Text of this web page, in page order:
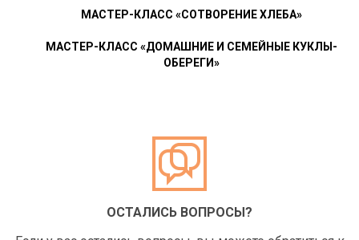
МАСТЕР-КЛАСС «СОТВОРЕНИЕ ХЛЕБА»
МАСТЕР-КЛАСС «ДОМАШНИЕ И СЕМЕЙНЫЕ КУКЛЫ-
ОБЕРЕГИ»
ОСТАЛИСЬ ВОПРОСЫ?